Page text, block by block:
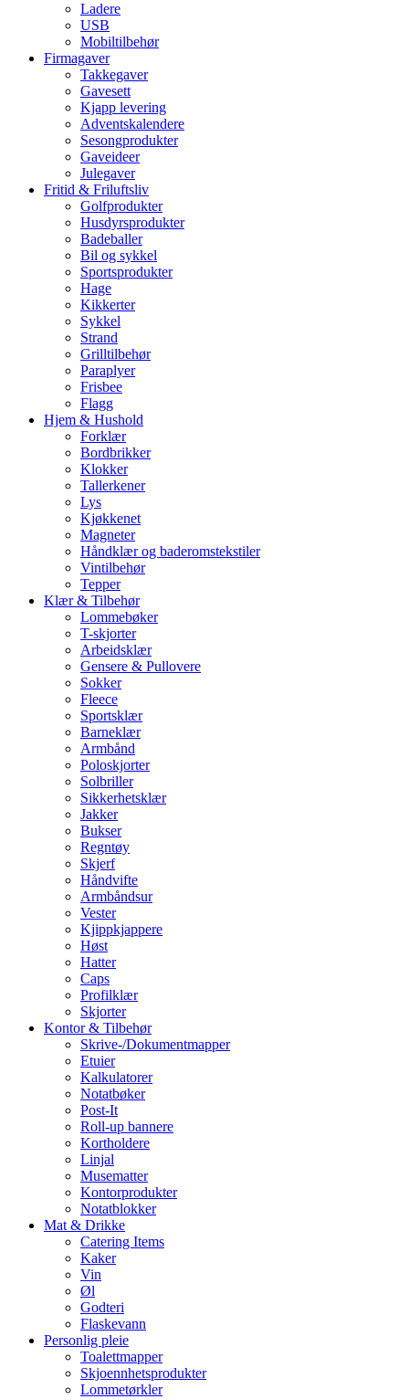
Ladere
USB
Mobiltilbehør
Firmagaver
Takkegaver
Gavesett
Kjapp levering
Adventskalendere
Sesongprodukter
Gaveideer
Julegaver
Fritid & Friluftsliv
Golfprodukter
Husdyrsprodukter
Badeballer
Bil og sykkel
Sportsprodukter
Hage
Kikkerter
Sykkel
Strand
Grilltilbehør
Paraplyer
Frisbee
Flagg
Hjem & Hushold
Forklær
Bordbrikker
Klokker
Tallerkener
Lys
Kjøkkenet
Magneter
Håndklær og baderomstekstiler
Vintilbehør
Tepper
Klær & Tilbehør
Lommebøker
T-skjorter
Arbeidsklær
Gensere & Pullovere
Sokker
Fleece
Sportsklær
Barneklær
Armbånd
Poloskjorter
Solbriller
Sikkerhetsklær
Jakker
Bukser
Regntøy
Skjerf
Håndvifte
Armbåndsur
Vester
Kjippkjappere
Høst
Hatter
Caps
Profilklær
Skjorter
Kontor & Tilbehør
Skrive-/Dokumentmapper
Etuier
Kalkulatorer
Notatbøker
Post-It
Roll-up bannere
Kortholdere
Linjal
Musematter
Kontorprodukter
Notatblokker
Mat & Drikke
Catering Items
Kaker
Vin
Øl
Godteri
Flaskevann
Personlig pleie
Toalettmapper
Skjoennhetsprodukter
Lommetørkler